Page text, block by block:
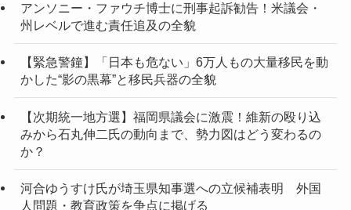
アンソニー・ファウチ博士に刑事起訴勧告！米議会・
州レベルで進む責任追及の全貌
【緊急警鐘】「日本も危ない」6万人もの大量移民を動
かした“影の黒幕”と移民兵器の全貌
【次期統一地方選】福岡県議会に激震！維新の殴り込
みから石丸伸二氏の動向まで、勢力図はどう変わるの
か？
河合ゆうすけ氏が埼玉県知事選への立候補表明 外国
人問題・教育政策を争点に掲げる